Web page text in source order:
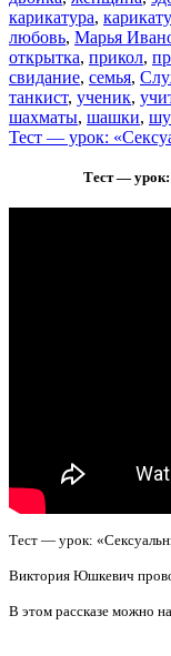
карикатура,
любовь, Марья
открытка, прикол,
свидание, семья,
танкист, ученик,
шахматы, шашки,
Тест — урок:
Тест — урок:
Тест — урок:
Виктория Юшкевич
В этом рассказе можно